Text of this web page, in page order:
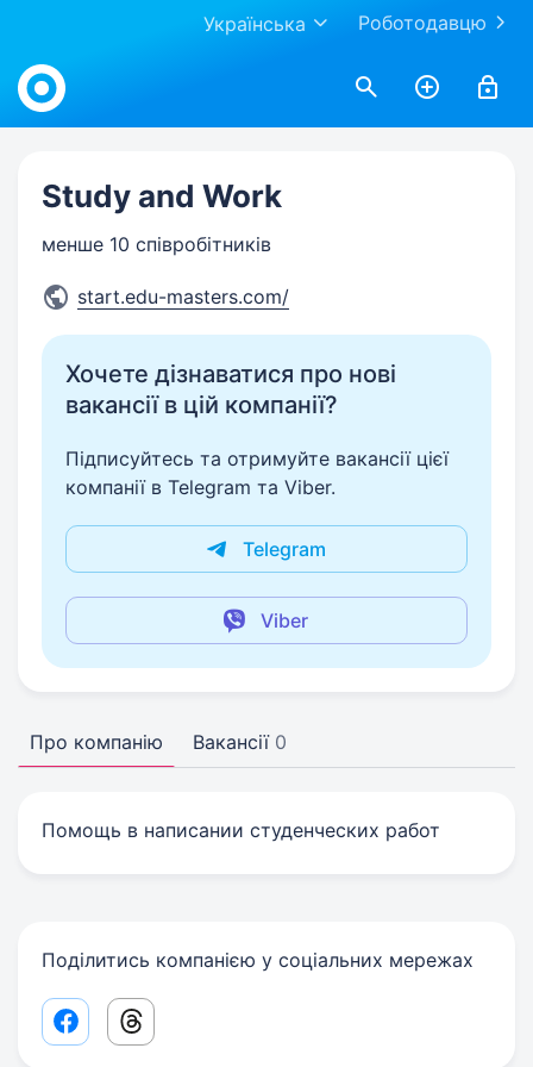
Роботодавцю
Українська
Work.ua
Study and Work
менше 10 співробітників
start.edu-masters.com/
Хочете дізнаватися про нові
вакансії в цій компанії?
Підписуйтесь та отримуйте вакансії цієї
компанії в Telegram та Viber.
Telegram
Viber
Про компанію Вакансії 0
Помощь в написании студенческих работ
Поділитись компанією у соціальних мережах
Facebook share link
Threads share link